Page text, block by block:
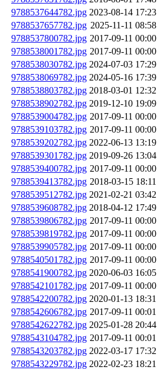
9788537644782.jpg 2023-08-14 17:23
9788537657782.jpg 2025-11-11 08:58
9788537800782.jpg 2017-09-11 00:00
9788538001782.jpg 2017-09-11 00:00
9788538030782.jpg 2024-07-03 17:29
9788538069782.jpg 2024-05-16 17:39
9788538803782.jpg 2018-03-01 12:32
9788538902782.jpg 2019-12-10 19:09
9788539004782.jpg 2017-09-11 00:00
9788539103782.jpg 2017-09-11 00:00
9788539202782.jpg 2022-06-13 13:19
9788539301782.jpg 2019-09-26 13:04
9788539400782.jpg 2017-09-11 00:00
9788539413782.jpg 2018-03-15 18:11
9788539512782.jpg 2021-02-21 03:42
9788539608782.jpg 2018-04-12 17:49
9788539806782.jpg 2017-09-11 00:00
9788539819782.jpg 2017-09-11 00:00
9788539905782.jpg 2017-09-11 00:00
9788540501782.jpg 2017-09-11 00:00
9788541900782.jpg 2020-06-03 16:05
9788542101782.jpg 2017-09-11 00:00
9788542200782.jpg 2020-01-13 18:31
9788542606782.jpg 2017-09-11 00:01
9788542622782.jpg 2025-01-28 20:44
9788543104782.jpg 2017-09-11 00:01
9788543203782.jpg 2022-03-17 17:32
9788543229782.jpg 2022-02-23 18:21